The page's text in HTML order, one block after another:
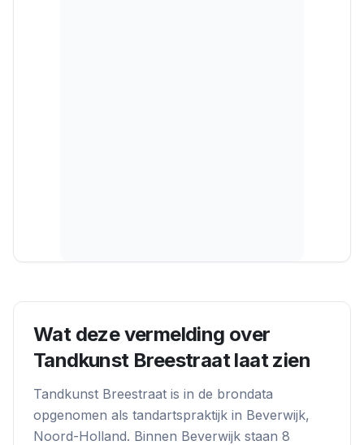
Wat deze vermelding over
Tandkunst Breestraatlaat zien
Tandkunst Breestraat is in de brondata
opgenomen als tandartspraktijk in Beverwijk,
Noord-Holland. Binnen Beverwijk staan 8